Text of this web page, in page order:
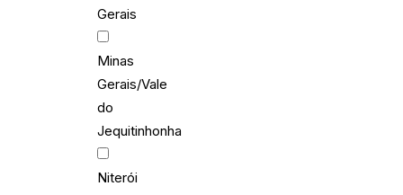
Gerais
Minas
Gerais/Vale
do
Jequitinhonha
Niterói